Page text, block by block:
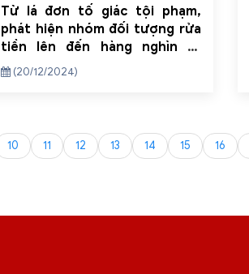
Từ lá đơn tố giác tội phạm,
phát hiện nhóm đối tượng rửa
tiền lên đến hàng nghìn tỷ
đồng
(20/12/2024)
10 11 12 13 14 15 16